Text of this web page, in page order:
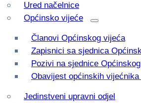
Ured načelnice
Općinsko vijeće
Članovi Općinskog vijeća
Zapisnici sa sjednica
Pozivi na sjednice
Obavijest općinskih
Jedinstveni upravni odjel